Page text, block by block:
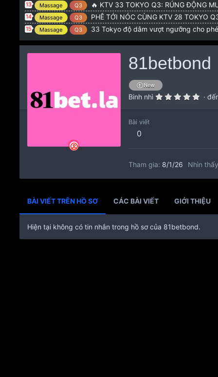
13 Massage Q3 🔥 KTV 33 TOKYO Q3: RÚNG ĐỘNG
14 Massage Q3 PHÊ TỚI NÓC CÙNG KTV 28 TOKYO Q3: CƠN
15 Massage Q3 33 Tokyo độ dâm vượt ngưỡng cho
81betbond
New
Binh nhì ·
Bài viết
0
Tham gia 8/1/26 Nhìn
BÀI VIẾT TRÊN HỒ SƠ CÁC BÀI VIẾT GIỚI THIỆU
Hiện tại không có tin nhắn trong hồ sơ của 81betbond.